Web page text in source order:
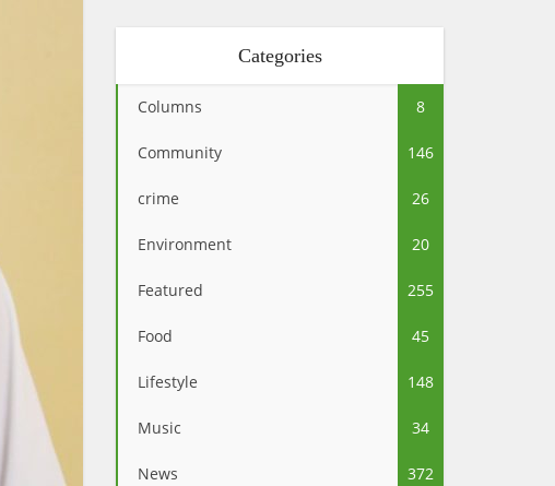
Categories
Columns 8
Community 146
crime 26
Environment 20
Featured 255
Food 45
Lifestyle 148
Music 34
News 372